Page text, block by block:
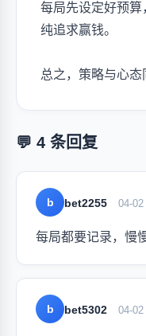
每局先设定好预
纯追求赢钱。
总之，策略与心态
💬 4 条回复
b bet2255 04-
每局都要记录，慢
b bet5302 04-